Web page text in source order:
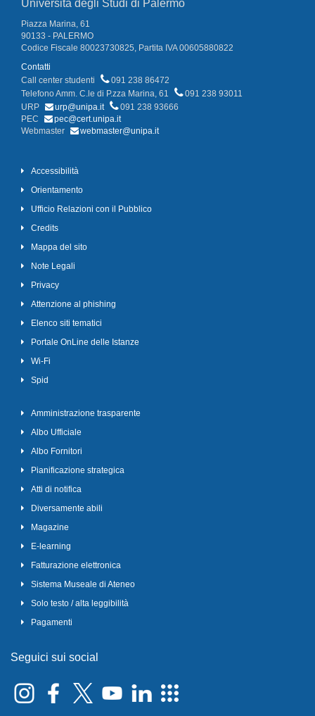
Università degli Studi di Palermo
Piazza Marina, 61
90133 - PALERMO
Codice Fiscale 80023730825, Partita IVA 00605880822
Contatti
Call center studenti
091 238 86472
Telefono Amm. C.le di P.zza Marina, 61
091 238 93011
URP
urp@unipa.it
091 238 93666
PEC
pec@cert.unipa.it
Webmaster
webmaster@unipa.it
Accessibilità
Orientamento
Ufficio Relazioni con il Pubblico
Credits
Mappa del sito
Note Legali
Privacy
Attenzione al phishing
Elenco siti tematici
Portale OnLine delle Istanze
Wi-Fi
Spid
Amministrazione trasparente
Albo Ufficiale
Albo Fornitori
Pianificazione strategica
Atti di notifica
Diversamente abili
Magazine
E-learning
Fatturazione elettronica
Sistema Museale di Ateneo
Solo testo / alta leggibilità
Pagamenti
Seguici sui social